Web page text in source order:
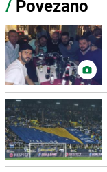
/ Povezano